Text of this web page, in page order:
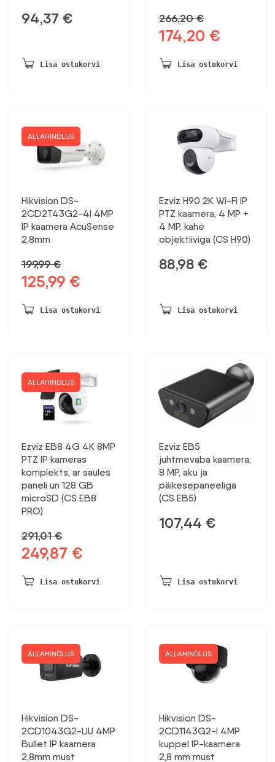
94,37 €
Lisa ostukorvi
266,20€
Algne
oli:
174,20 €
on:
Lisa ostukorvi
ALLAHINDLUS
Hikvision DS-
2CD2T43G2-4I 4MP
IP kaamera AcuSense
2,8mm
199,99€
Algne
oli:
125,99 €
on:
Lisa ostukorvi
Ezviz H90 2K Wi-Fi IP
PTZ kaamera, 4 MP +
4 MP, kahe
objektiiviga (CS H90)
88,98 €
Lisa ostukorvi
ALLAHINDLUS
Ezviz EB8 4G 4K 8MP
PTZ IP kameras
komplekts, ar saules
paneli un 128 GB
microSD (CS EB8
PRO)
291,01€
Algne
oli:
249,87 €
on:
Lisa ostukorvi
Ezviz EB5
juhtmevaba kaamera,
8 MP, aku ja
päikesepaneeliga
(CS EB5)
107,44 €
Lisa ostukorvi
ALLAHINDLUS
Hikvision DS-
2CD1043G2-LIU 4MP
Bullet IP kaamera
2,8mm must
ALLAHINDLUS
Hikvision DS-
2CD1143G2-I 4MP
kuppel IP-kaamera
2,8 mm must